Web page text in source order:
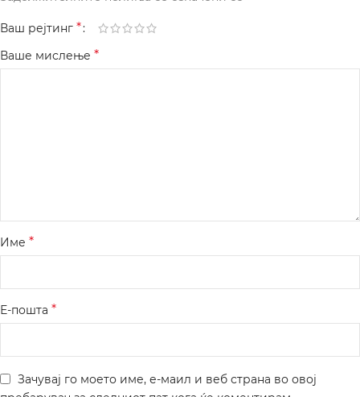
Ваш рејтинг *
Ваше мислење *
Име *
Е-пошта *
Зачувај го моето име, е-маил и веб страна во овој